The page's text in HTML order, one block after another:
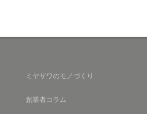
ミヤザワのモノづくり
創業者コラム